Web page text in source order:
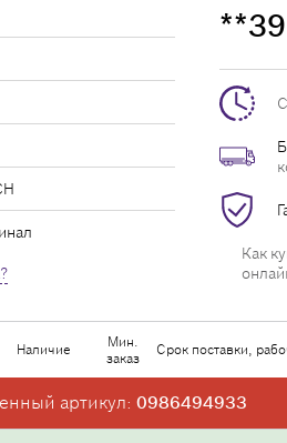
**39
Как
Наличие
Мин.
заказ
Срок поставки,
артикул: 0986494933